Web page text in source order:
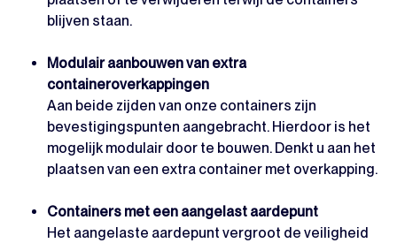
blijven staan.
Modulair aanbouwen van extra
containeroverkappingen
Aan beide zijden van onze containers zijn
bevestigingspunten aangebracht. Hierdoor is het
mogelijk modulair door te bouwen. Denkt u aan het
plaatsen van een extra container met overkapping.
Containers met een aangelast aardepunt
Het aangelaste aardepunt vergroot de veiligheid